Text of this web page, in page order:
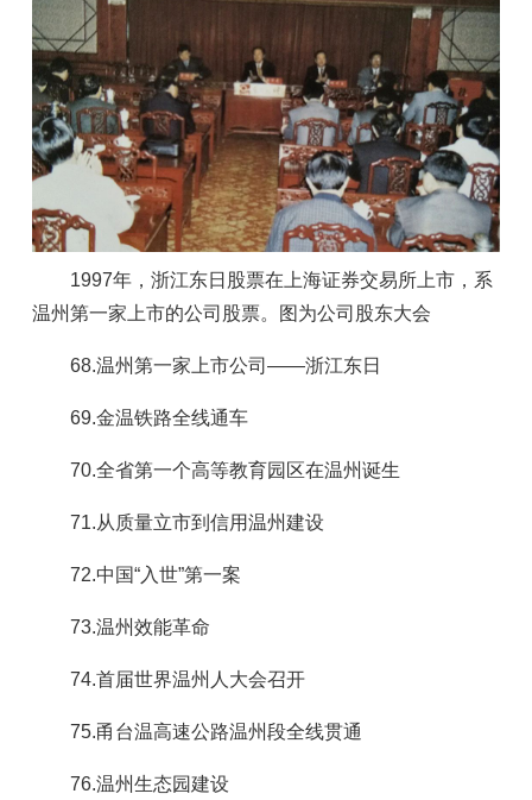
1997年，浙江东日股票在上海证券交易所上市，系
温州第一家上市的公司股票。图为公司股东大会
68.温州第一家上市公司——浙江东日
69.金温铁路全线通车
70.全省第一个高等教育园区在温州诞生
71.从质量立市到信用温州建设
72.中国“入世”第一案
73.温州效能革命
74.首届世界温州人大会召开
75.甬台温高速公路温州段全线贯通
76.温州生态园建设